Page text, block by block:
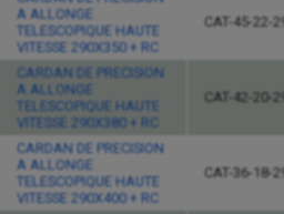
A ALLONGE
TELESCOPIQUE HAUTE
VITESSE 290X350 + RC
CAT-45-22-
CARDAN DE PRECISION
A ALLONGE
TELESCOPIQUE HAUTE
VITESSE 290X380 + RC
CAT-42-20-
CARDAN DE PRECISION
A ALLONGE
TELESCOPIQUE HAUTE
VITESSE 290X400 + RC
CAT-36-18-